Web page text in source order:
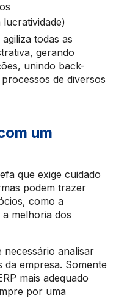
todas as
gerando
unindo back-
de diversos
um
que exige cuidado
podem trazer
como a
melhoria dos
analisar
da empresa. Somente
mais adequado
por uma